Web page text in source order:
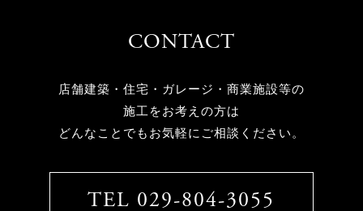
CONTACT
店舗建築・住宅・ガレージ・商業施設等の
施工をお考えの方は
どんなことでもお気軽にご相談ください。
TEL 029-804-3055